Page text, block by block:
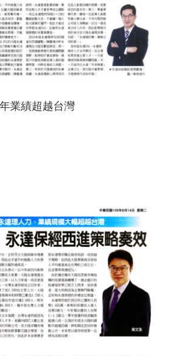
業績超越台灣